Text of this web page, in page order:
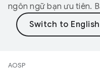
ngôn ngữ bạn ưu tiên.
AOSP